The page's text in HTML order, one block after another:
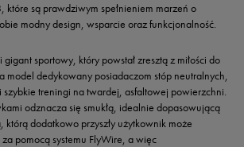
które są prawdziwym spełnieniem marzeń o
modny design, wsparcie oraz funkcjonalność.
sportowy, który powstał zresztą z miłości do
model dedykowany posiadaczom stóp neutralnych,
szybkie treningi na twardej, asfaltowej powierzchni.
odznacza się smukłą, idealnie dopasowującą
którą dodatkowo przyszły użytkownik może
pomocą systemu FlyWire, a więc